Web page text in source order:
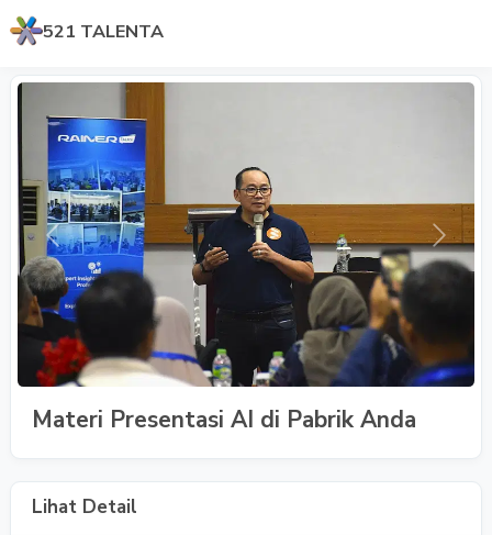
521 TALENTA
Previous Next
Materi Presentasi AI di Pabrik Anda
Lihat Detail